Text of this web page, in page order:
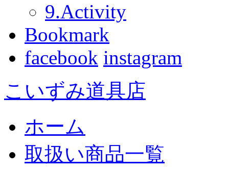
9.Activity
Bookmark
facebook instagram
こいずみ道具店
ホーム
取扱い商品一覧